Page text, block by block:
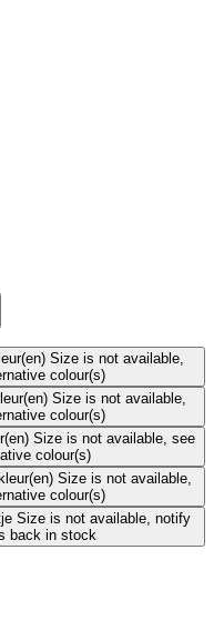
Size is not available,
colour(s)
Size is not available,
colour(s)
Size is not available, see
colour(s)
Size is not available,
colour(s)
Size is not available, notify
back in stock